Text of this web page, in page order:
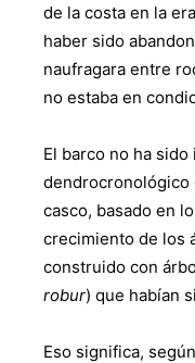
de la costa en la
haber sido
naufragara entre
no estaba en
El barco no ha
dendrocronológico
casco, basado en
crecimiento de los
construido con
robur) que habían
Eso significa,